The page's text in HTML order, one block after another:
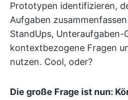
Prototypen identifizieren,
Aufgaben
StandUps, Unteraufgaben-
kontextbezogene Fragen
nutzen. Cool, oder?
Die große Frage ist nun: